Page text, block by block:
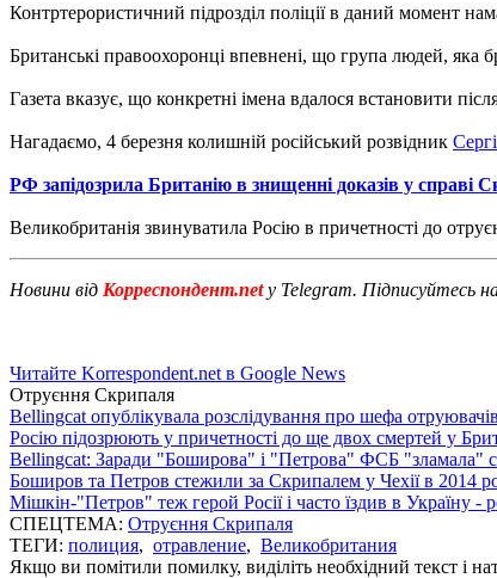
Контртерористичний підрозділ поліції в даний момент
Британські правоохоронці впевнені, що група людей, яка
Газета вказує, що конкретні імена вдалося встановити
Нагадаємо, 4 березня колишній російський розвідник
РФ запідозрила Британію в знищенні доказів у справі
Великобританія звинуватила Росію в причетності до
Новини від Корреспондент.netу Telegram. Підписуйтесь
Читайте Korrespondent.net в Google News
Отруєння Скрипаля
Bellingcat опублікувала розслідування про шефа
Росію підозрюють у причетності до ще двох смертей у
Bellingcat: Заради "Боширова" і "Петрова" ФСБ "зламала"
Боширов та Петров стежили за Скрипалем у Чехії в 2014
Мішкін-"Петров" теж герой Росії і часто їздив в Україну -
СПЕЦТЕМА: Отруєння Скрипаля
ТЕГИ: полиция, отравление, Великобритания
Якщо ви помітили помилку, виділіть необхідний текст і